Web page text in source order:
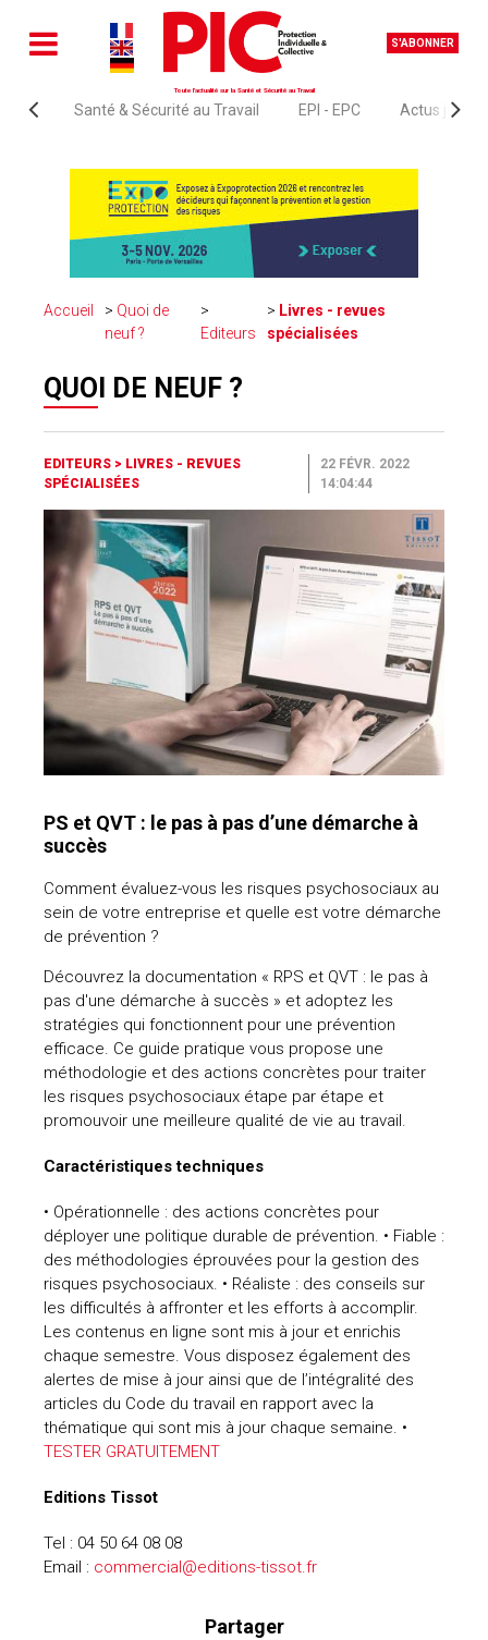
S'ABONNER
Toute l'actualité sur la Santé et Sécurité au Travail
Santé & Sécurité au Travail EPI - EPC Actus
Accueil
Quoi de
neuf ?
Editeurs
Livres - revues
spécialisées
QUOI DE NEUF ?
EDITEURS > LIVRES - REVUES
SPÉCIALISÉES
22 FÉVR. 2022
14:04:44
PS et QVT : le pas à pas d’une démarche à
succès
Comment évaluez-vous les risques psychosociaux au
sein de votre entreprise et quelle est votre démarche
de prévention ?
Découvrez la documentation « RPS et QVT : le pas à
pas d'une démarche à succès » et adoptez les
stratégies qui fonctionnent pour une prévention
efficace. Ce guide pratique vous propose une
méthodologie et des actions concrètes pour traiter
les risques psychosociaux étape par étape et
promouvoir une meilleure qualité de vie au travail.
Caractéristiques techniques
• Opérationnelle : des actions concrètes pour
déployer une politique durable de prévention. • Fiable :
des méthodologies éprouvées pour la gestion des
risques psychosociaux. • Réaliste : des conseils sur
les difficultés à affronter et les efforts à accomplir.
Les contenus en ligne sont mis à jour et enrichis
chaque semestre. Vous disposez également des
alertes de mise à jour ainsi que de l’intégralité des
articles du Code du travail en rapport avec la
thématique qui sont mis à jour chaque semaine. •
TESTER GRATUITEMENT
Editions Tissot
Tel : 04 50 64 08 08
Email : commercial@editions-tissot.fr
Partager